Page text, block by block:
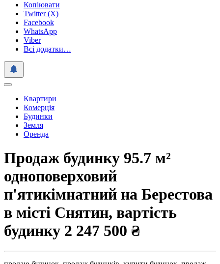
Копіювати
Twitter (X)
Facebook
WhatsApp
Viber
Всі додатки…
Квартири
Комерція
Будинки
Земля
Оренда
Продаж будинку 95.7 м²
одноповерховий
п'ятикімнатний на Берестова
в місті Снятин, вартість
будинку 2 247 500 ₴